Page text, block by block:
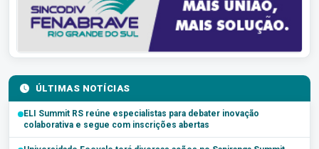
ÚLTIMAS NOTÍCIAS
ELI Summit RS reúne especialistas para debater inovação
colaborativa e segue com inscrições abertas